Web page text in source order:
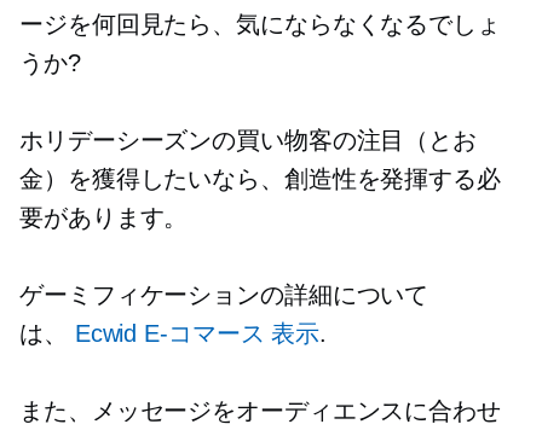
ージを何回見たら、気にならなくなるでしょ
うか?
ホリデーシーズンの買い物客の注目（とお
金）を獲得したいなら、創造性を発揮する必
要があります。
ゲーミフィケーションの詳細について
は、 Ecwid E-コマース 表示.
また、メッセージをオーディエンスに合わせ